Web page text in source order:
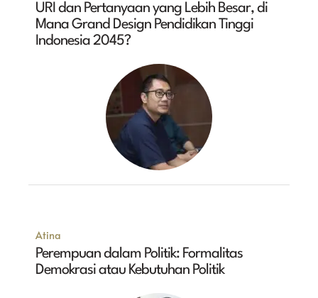
URI dan Pertanyaan yang Lebih Besar, di
Mana Grand Design Pendidikan Tinggi
Indonesia 2045?
Atina
Perempuan dalam Politik: Formalitas
Demokrasi atau Kebutuhan Politik